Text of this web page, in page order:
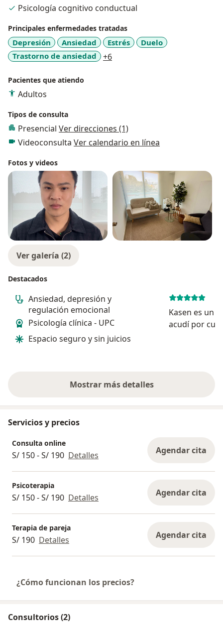
Psicología cognitivo conductual
Principales enfermedades tratadas
Depresión Ansiedad Estrés
Duelo
Trastorno de ansiedad
+6a11y_sr_more_diseases
Pacientes que atiendo
Adultos
Tipos de consulta
Presencial Ver direcciones (1)
Videoconsulta Ver calendario en línea
Fotos y videos
Ver galería (2)
Destacados
Ansiedad, depresión y
regulación emocional
Psicología clínica - UPC
Espacio seguro y sin juicios
Kasen es un
acudí por
Mostrar más detalles
sobre la experiencia
Servicios y precios
Consulta online
S/ 150 - S/ 190 Detalles Agendar cita
Psicoterapia
S/ 150 - S/ 190 Detalles Agendar cita
Terapia de pareja
S/ 190 Detalles Agendar cita
¿Cómo funcionan los precios?
Consultorios (2)